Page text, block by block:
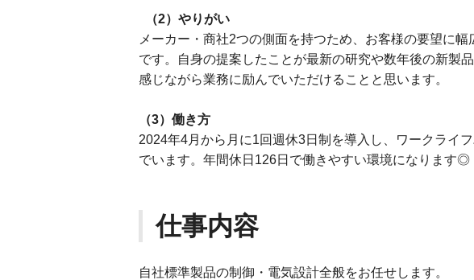
（2）やりがい
メーカー・商社2つの側面を持つため、お客様の要望に
です。自身の提案したことが最新の研究や数年後の新製
感じながら業務に励んでいただけることと思います。
（3）働き方
2024年4月から月に1回週休3日制を導入し、ワークライ
でいます。年間休日126日で働きやすい環境になります◎
仕事内容
自社標準製品の制御・電気設計全般をお任せします。